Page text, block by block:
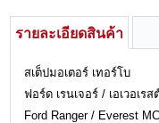
รายละเอียดสินค้า
สเต็ปมอเตอร์ เทอร์โบ
ฟอร์ด เรนเจอร์ / เอเวอเร
Ford Ranger / Everest